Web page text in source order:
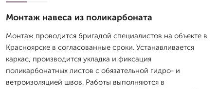
Монтаж навеса из поликарбоната
Монтаж проводится бригадой специалистов на объекте в
Красноярске в согласованные сроки. Устанавливается
каркас, производится укладка и фиксация
поликарбонатных листов с обязательной гидро- и
ветроизоляцией швов. Работы выполняются в